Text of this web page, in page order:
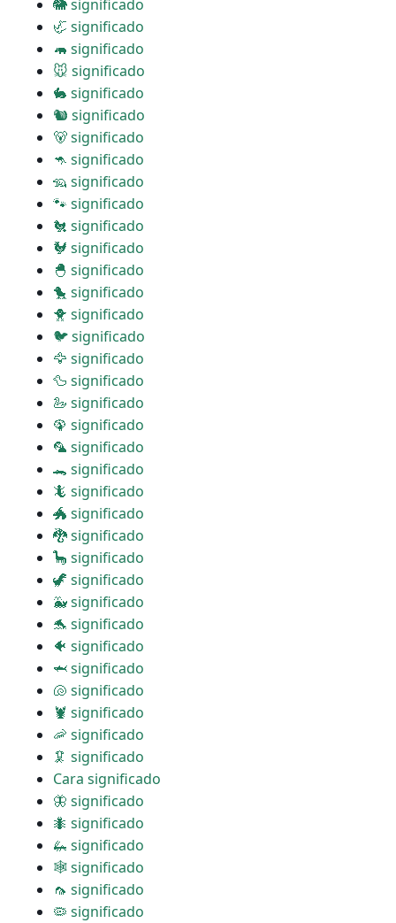
🐘 significado
🦏 significado
🦛 significado
🐭 significado
🐇 significado
🐿 significado
🐻 significado
🦘 significado
🦡 significado
🐾 significado
🐔 significado
🐓 significado
🐣 significado
🐤 significado
🐥 significado
🐦 significado
🦅 significado
🦆 significado
🦢 significado
🦚 significado
🦜 significado
🐊 significado
🦎 significado
🐲 significado
🐉 significado
🦕 significado
🦖 significado
🐳 significado
🐬 significado
🐠 significado
🦈 significado
🐚 significado
🦞 significado
🦐 significado
🦑 significado
Cara significado
🦋 significado
🐜 significado
🦗 significado
🕸 significado
🦟 significado
🦠 significado